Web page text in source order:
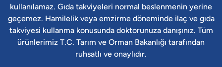
kullanılamaz. Gıda takviyeleri normal beslenmenin yerine
geçemez. Hamilelik veya emzirme döneminde ilaç ve gıda
takviyesi kullanma konusunda doktorunuza danışınız. Tüm
ürünlerimiz T.C. Tarım ve Orman Bakanlığı tarafından
ruhsatlı ve onaylıdır.